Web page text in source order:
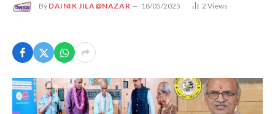
By DAINIK JILA@NAZAR 18/05/2025 2Views